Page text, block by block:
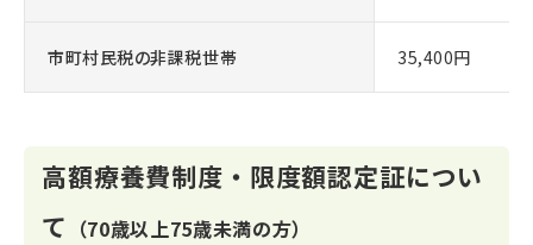
市町村民税の非課税世帯 35,400円
高額療養費制度・限度額認定証につい
て （70歳以上75歳未満の方）